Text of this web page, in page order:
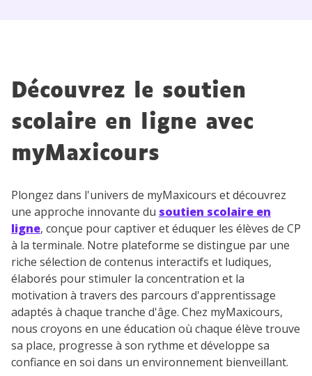
Découvrez le soutien
scolaire en ligne avec
myMaxicours
Plongez dans l'univers de myMaxicours et découvrez
une approche innovante du soutien scolaire en
ligne, conçue pour captiver et éduquer les élèves de CP
à la terminale. Notre plateforme se distingue par une
riche sélection de contenus interactifs et ludiques,
élaborés pour stimuler la concentration et la
motivation à travers des parcours d'apprentissage
adaptés à chaque tranche d'âge. Chez myMaxicours,
nous croyons en une éducation où chaque élève trouve
sa place, progresse à son rythme et développe sa
confiance en soi dans un environnement bienveillant.